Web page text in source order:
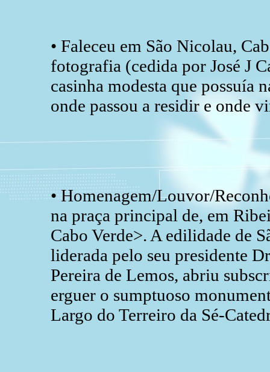
• Faleceu em São Nicolau,
fotografia (cedida por José J
casinha modesta que possuía
onde passou a residir e onde
• Homenagem/Louvor/
na praça principal de, em
Cabo Verde>. A edilidade de
liderada pelo seu presidente
Pereira de Lemos, abriu
erguer o sumptuoso
Largo do Terreiro da Sé-